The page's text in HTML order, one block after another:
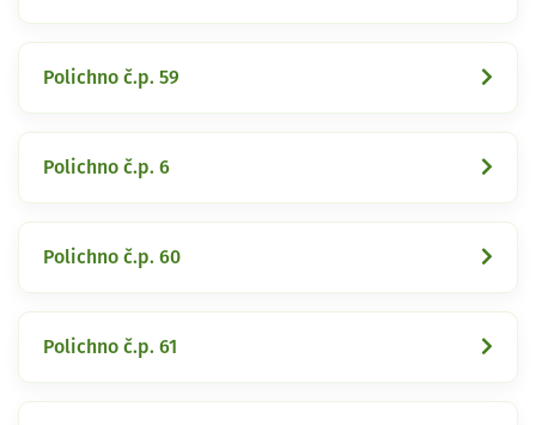
Polichno č.p. 59
Polichno č.p. 6
Polichno č.p. 60
Polichno č.p. 61